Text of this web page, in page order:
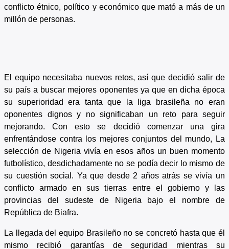
conflicto étnico, político y económico que mató a más de un
millón de personas.
El equipo necesitaba nuevos retos, así que decidió salir de
su país a buscar mejores oponentes ya que en dicha época
su superioridad era tanta que la liga brasileña no eran
oponentes dignos y no significaban un reto para seguir
mejorando. Con esto se decidió comenzar una gira
enfrentándose contra los mejores conjuntos del mundo, La
selección de Nigeria vivía en esos años un buen momento
futbolístico, desdichadamente no se podía decir lo mismo de
su cuestión social. Ya que desde 2 años atrás se vivía un
conflicto armado en sus tierras entre el gobierno y las
provincias del sudeste de Nigeria bajo el nombre de
República de Biafra.​
La llegada del equipo Brasileño no se concretó hasta que él
mismo recibió garantías de seguridad mientras su